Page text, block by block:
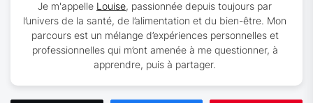
Je m'appelle Louise, passionnée depuis toujours par
l’univers de la santé, de l’alimentation et du bien-être. Mon
parcours est un mélange d’expériences personnelles et
professionnelles qui m’ont amenée à me questionner, à
apprendre, puis à partager.